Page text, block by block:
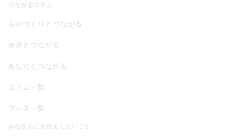
つながるコラム
ものづくりとつながる
未来とつながる
あなたとつながる
コラム一覧
プレス一覧
みなさんにお伝えしたいこと